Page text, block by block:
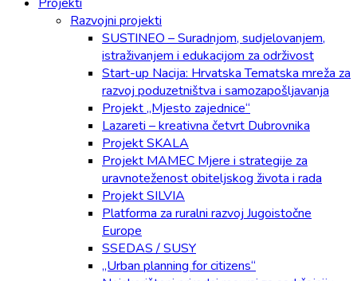
Razvojni projekti
SUSTINEO – Suradnjom, sudjelovanjem,
istraživanjem i edukacijom za održivost
Start-up Nacija: Hrvatska Tematska mreža za
razvoj poduzetništva i samozapošljavanja
Projekt „Mjesto zajednice“
Lazareti – kreativna četvrt Dubrovnika
Projekt SKALA
Projekt MAMEC Mjere i strategije za
uravnoteženost obiteljskog života i rada
Projekt SILVIA
Platforma za ruralni razvoj Jugoistočne
Europe
SSEDAS / SUSY
„Urban planning for citizens“